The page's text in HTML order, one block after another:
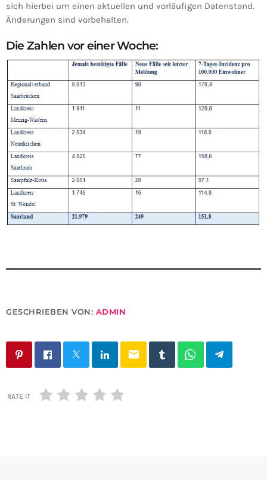
sich hierbei um einen aktuellen und vorläufigen Datenstand.
Änderungen sind vorbehalten.
Die Zahlen vor einer Woche:
GESCHRIEBEN VON: ADMIN
email
RATE IT